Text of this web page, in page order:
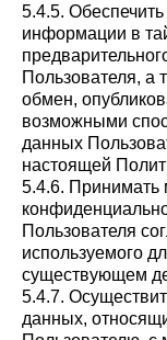
5.4.5.
информации в
Пользователя, а
обмен,
возможными
данных
настоящей
5.4.6. Принимать
Пользователя
используемого
существующем
5.4.7.
данных,